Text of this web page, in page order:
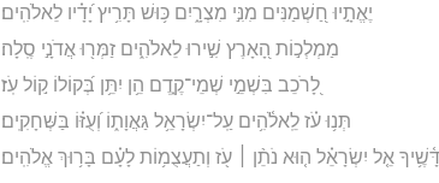
יֶאֱתָ֣יוּ חַ֭שְׁמַנִּים מִנִּ֣י מִצְרָ֑יִם כּ֥וּשׁ תָּרִ֥יץ יָ֝דָ֗יו לֵאלֹהִֽים׃
מַמְלְכ֣וֹת הָ֭אָרֶץ שִׁ֣ירוּ לֵאלֹהִ֑ים זַמְּר֖וּ אֲדֹנָ֣י סֶֽלָה׃
לָ֭רֹכֵב בִּשְׁמֵ֣י שְׁמֵי־קֶ֑דֶם הֵ֥ן יִתֵּ֥ן בְּ֝קוֹלוֹ ק֣וֹל עֹֽז׃
תְּנ֥וּ עֹ֗ז לֵֽאלֹ֫הִ֥ים עַֽל־יִשְׂרָאֵ֥ל גַּאֲוָת֑וֹ וְ֝עֻזּ֗וֹ בַּשְּׁחָקִֽים׃
אֵ֤ל יִשְׂרָאֵ֗ל ה֤וּא נֹתֵ֨ן ׀ עֹ֖ז וְתַעֲצֻמ֥וֹת לָעָ֗ם בָּר֥וּךְ אֱלֹהִֽים׃